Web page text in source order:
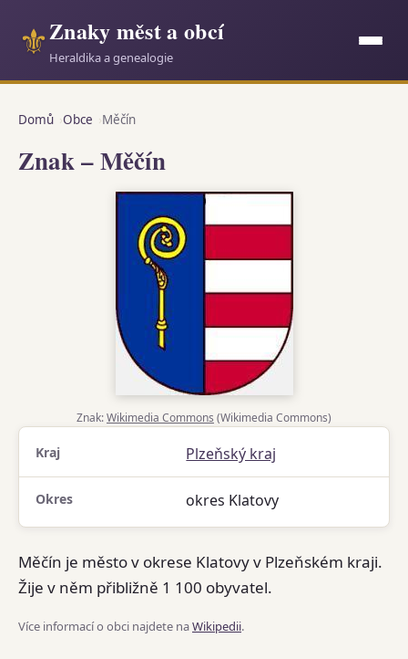
⚜Znaky měst a obcí
Heraldika a genealogie
Domů Obce Měčín
Znak – Měčín
Znak:Wikimedia Commons (Wikimedia Commons)
Kraj Plzeňský kraj
Okres okres Klatovy
Měčín je město v okrese Klatovy v Plzeňském kraji.
Žije v něm přibližně 1 100 obyvatel.
Více informací o obci najdete naWikipedii.